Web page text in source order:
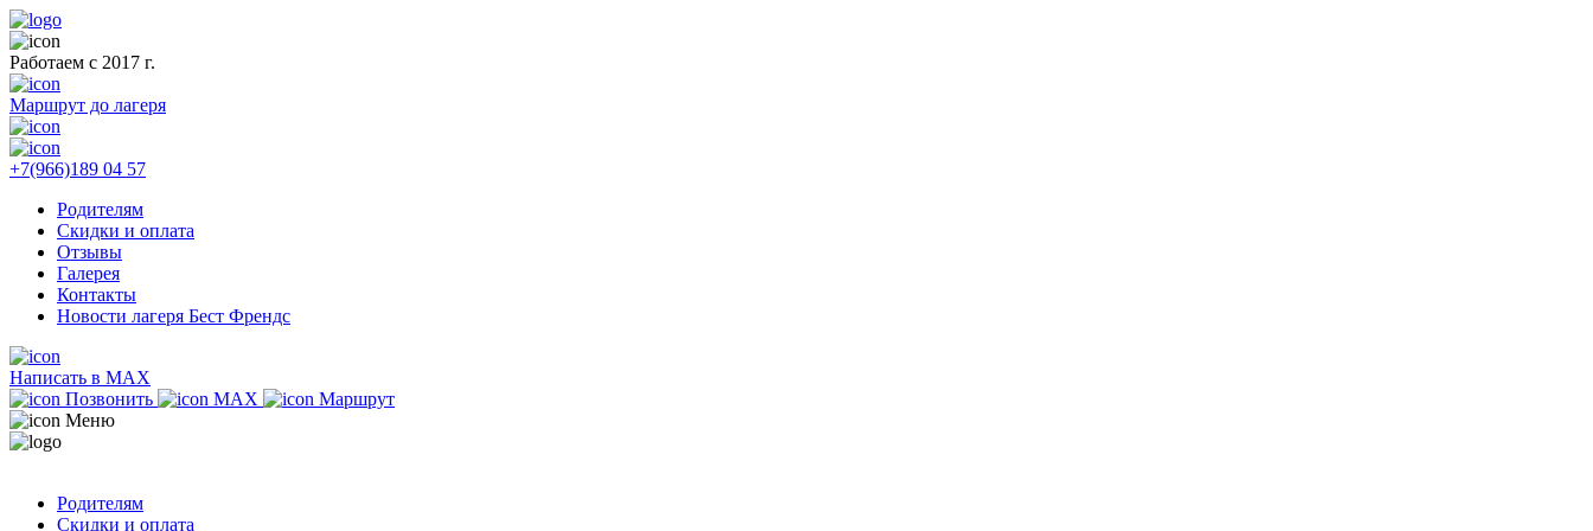
Работаем с 2017 г.
Маршрут до лагеря
+7(966)189 04 57
Родителям
Скидки и оплата
Отзывы
Галерея
Контакты
Новости лагеря Бест Френдс
Написать в MAX
Позвонить
MAX
Маршрут
Меню
Родителям
Скидки и оплата